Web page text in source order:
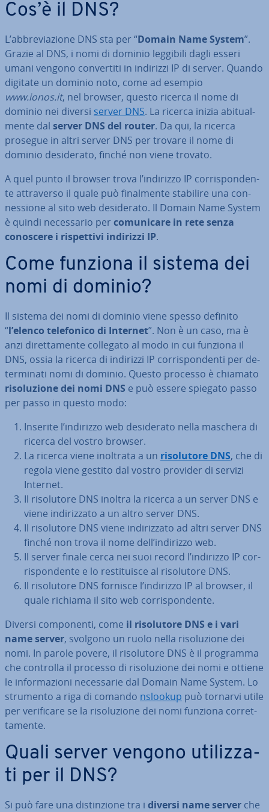
Cos’è il DNS?
L’ab­bre­via­zio­ne DNS sta per “Domain Name System”.
Grazie al DNS, i nomi di dominio leggibili dagli esseri
umani vengono con­ver­ti­ti in indirizzi IP di server. Quando
digitate un dominio noto, come ad esempio
www.ionos.it, nel browser, questo ricerca il nome di
dominio nei diversi server DNS. La ricerca inizia abi­tual­
men­te dal server DNS del router. Da qui, la ricerca
prosegue in altri server DNS per trovare il nome di
dominio de­si­de­ra­to, finché non viene trovato.
A quel punto il browser trova l’indirizzo IP cor­ri­spon­den­
te at­tra­ver­so il quale può fi­nal­men­te stabilire una con­
nes­sio­ne al sito web de­si­de­ra­to. Il Domain Name System
è quindi ne­ces­sa­rio per co­mu­ni­ca­re in rete senza
conoscere i ri­spet­ti­vi indirizzi IP.
Come funziona il sistema dei
nomi di dominio?
Il sistema dei nomi di dominio viene spesso definito
“l’elenco te­le­fo­ni­co di Internet”. Non è un caso, ma è
anzi di­ret­ta­men­te collegato al modo in cui funziona il
DNS, ossia la ricerca di indirizzi IP cor­ri­spon­den­ti per de­
ter­mi­na­ti nomi di dominio. Questo processo è chiamato
ri­so­lu­zio­ne dei nomi DNS e può essere spiegato passo
per passo in questo modo:
Inserite l’indirizzo web de­si­de­ra­to nella maschera di
ricerca del vostro browser.
La ricerca viene inoltrata a un ri­so­lu­to­re DNS, che di
regola viene gestito dal vostro provider di servizi
Internet.
Il ri­so­lu­to­re DNS inoltra la ricerca a un server DNS e
viene in­di­riz­za­to a un altro server DNS.
Il ri­so­lu­to­re DNS viene in­di­riz­za­to ad altri server DNS
finché non trova il nome dell’indirizzo web.
Il server finale cerca nei suoi record l’indirizzo IP cor­
ri­spon­den­te e lo re­sti­tui­sce al ri­so­lu­to­re DNS.
Il ri­so­lu­to­re DNS fornisce l’indirizzo IP al browser, il
quale richiama il sito web cor­ri­spon­den­te.
Diversi com­po­nen­ti, come il ri­so­lu­to­re DNS e i vari
name server, svolgono un ruolo nella ri­so­lu­zio­ne dei
nomi. In parole povere, il ri­so­lu­to­re DNS è il programma
che controlla il processo di ri­so­lu­zio­ne dei nomi e ottiene
le in­for­ma­zio­ni ne­ces­sa­rie dal Domain Name System. Lo
strumento a riga di comando nslookup può tornarvi utile
per ve­ri­fi­ca­re se la ri­so­lu­zio­ne dei nomi funziona cor­ret­
ta­men­te.
Quali server vengono uti­liz­za­
ti per il DNS?
Si può fare una di­stin­zio­ne tra i diversi name server che